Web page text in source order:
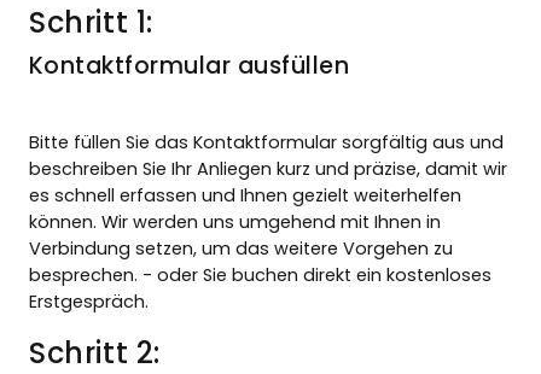
Schritt 1:
Kontaktformular ausfüllen
Bitte füllen Sie das Kontaktformular sorgfältig aus und
beschreiben Sie Ihr Anliegen kurz und präzise, damit wir
es schnell erfassen und Ihnen gezielt weiterhelfen
können. Wir werden uns umgehend mit Ihnen in
Verbindung setzen, um das weitere Vorgehen zu
besprechen. - oder Sie buchen direkt ein kostenloses
Erstgespräch.
Schritt 2: